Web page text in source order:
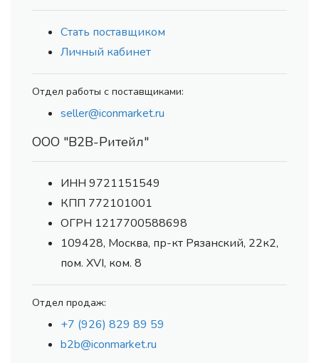
Стать поставщиком
Личный кабинет
Отдел работы с поставщиками:
seller@iconmarket.ru
ООО "В2В-Ритейл"
ИНН 9721151549
КПП 772101001
ОГРН 1217700588698
109428, Москва, пр-кт Рязанский, 22к2,
пом. XVI, ком. 8
Отдел продаж:
+7 (926) 829 89 59
b2b@iconmarket.ru